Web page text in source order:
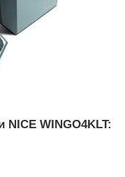
NICE WINGO4KLT: